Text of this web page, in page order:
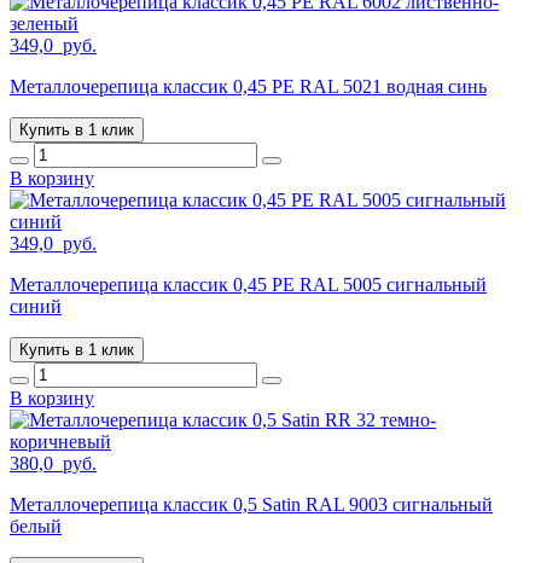
349,0 руб.
Металлочерепица классик 0,45 PE RAL 5021 водная синь
Купить в 1 клик
В корзину
349,0 руб.
Металлочерепица классик 0,45 PE RAL 5005 сигнальный
синий
Купить в 1 клик
В корзину
380,0 руб.
Металлочерепица классик 0,5 Satin RAL 9003 сигнальный
белый